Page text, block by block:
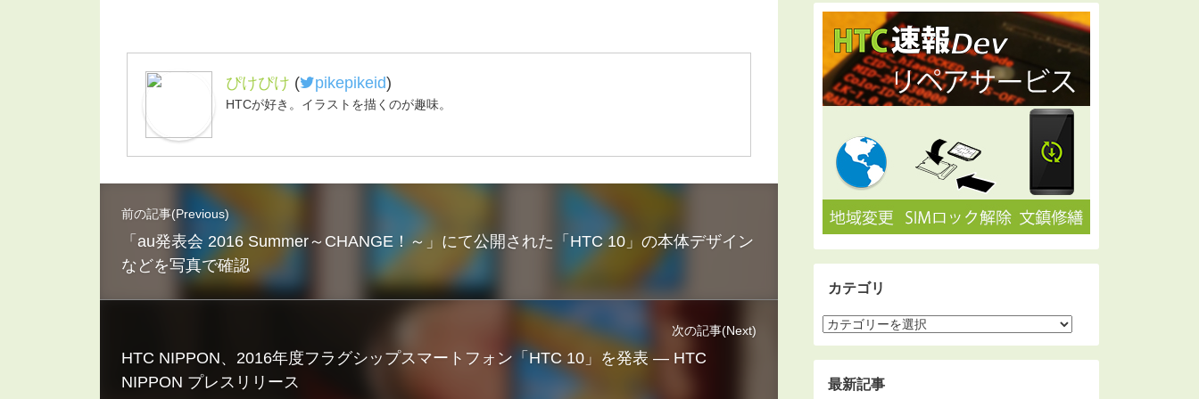
ぴけぴけ ( pikepikeid)
HTCが好き。イラストを描くのが趣味。
前の記事(Previous)
「au発表会 2016 Summer～CHANGE！～」にて公開された「HTC 10」の本体デザイン
などを写真で確認
次の記事(Next)
HTC NIPPON、2016年度フラグシップスマートフォン「HTC 10」を発表 ― HTC
NIPPON プレスリリース
カテゴリ
最新記事